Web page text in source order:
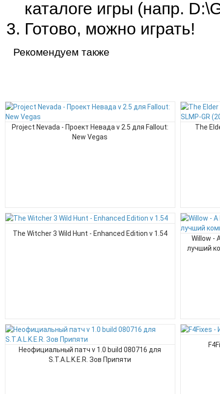
каталоге игры (напр.
Готово, можно играть!
Рекомендуем также
Project Nevada - Проект Невада v 2.5 для Fallout:
New Vegas
The
The Witcher 3 Wild Hunt - Enhanced Edition v 1.54
Willow -
лучший
Неофициальный патч v 1.0 build 080716 для
S.T.A.L.K.E.R. Зов Припяти